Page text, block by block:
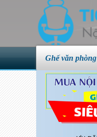
Ghế văn phòng